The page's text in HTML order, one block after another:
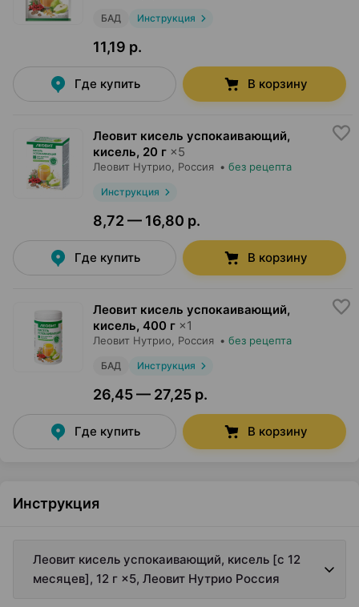
БАД Инструкция
11,19 р.
Где купить В корзину
Леовит кисель успокаивающий,
кисель, 20 г ×5
Леовит Нутрио , Россия • без рецепта
Инструкция
8,72 — 16,80 р.
Где купить В корзину
Леовит кисель успокаивающий,
кисель, 400 г ×1
Леовит Нутрио , Россия • без рецепта
БАД Инструкция
26,45 — 27,25 р.
Где купить В корзину
Инструкция
Леовит кисель успокаивающий, кисель [с 12
месяцев], 12 г ×5, Леовит Нутрио Россия